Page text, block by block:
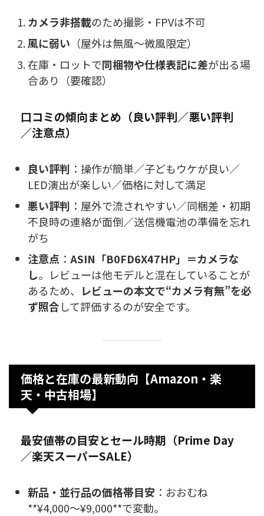
カメラ非搭載のため撮影・FPVは不可
風に弱い （屋外は無風〜微風限定）
在庫・ロットで同梱物や仕様表記に差が出る場
合あり（要確認）
口コミの傾向まとめ（良い評判／悪い評判
／注意点）
良い評判 ：操作が簡単／子どもウケが良い／
LED演出が楽しい／価格に対して満足
悪い評判 ：屋外で流されやすい／同梱差・初期
不良時の連絡が面倒／送信機電池の準備を忘れ
がち
注意点 ： ASIN「B0FD6X47HP」＝カメラな
し。レビューは他モデルと混在していることが
あるため、
レビューの本文で“カメラ有無”を必
ず照合して評価するのが安全です。
価格と在庫の最新動向【Amazon・楽
天・中古相場】
最安値帯の目安とセール時期（Prime Day
／楽天スーパーSALE）
新品・並行品の価格帯目安 ：おおむね
**¥4,000〜¥9,000**で変動。